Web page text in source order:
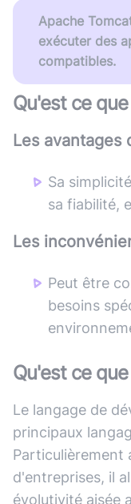
Apache
exécuter des
compatibles.
Qu'est ce que
Les avantages
Sa
sa fiabilité,
Les
Peut être
besoins
Qu'est ce que
Le langage de
principaux
Particulièrement
d'entreprises, il
évolutivité aisée